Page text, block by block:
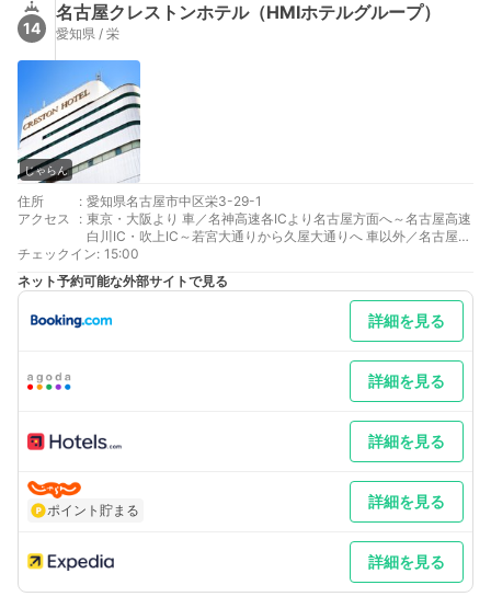
14
名古屋クレストンホテル（HMIホテルグループ）
愛知県 / 栄
じゃらん
住所 : 愛知県名古屋市中区栄3-29-1
アクセス
: 東京・大阪より 車／名神高速各ICより名古屋方面へ～名古屋高速
白川IC・吹上IC～若宮大通りから久屋大通りへ 車以外／名古屋駅
経由地下鉄名城線栄駅徒歩10分・矢場町駅徒歩3分
名古屋より 車以外／地下鉄名城線矢場町駅4出口徒歩3分、名
城・東山線栄駅徒歩10分
最寄り駅２ 栄
補足 車／パルコ第１第駐車場(契約駐車場）をご利用ください。
（営業時間 9:15～23:30）ご宿泊者様は、15時～翌日正午まで1
泊1,300円にてご優待。（23時30分～翌日8時は閉鎖）優待時間
以外でご利用の場合は、別途追加料金がかかります。※オートバ
チェックイン: 15:00
ネット予約可能な外部サイトで見る
詳細を見る
詳細を見る
詳細を見る
ポイント貯まる 詳細を見る
詳細を見る